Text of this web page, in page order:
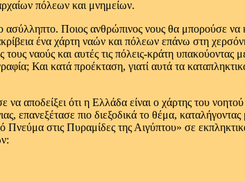
πόλεων και μνημείων.
ασύλληπτο. Ποιος ανθρώπινος νους θα μπορούσε να
ένα χάρτη ναών και πόλεων επάνω στη
ναούς και αυτές τις πόλεις-κράτη υπακούοντας
Και κατά προέκταση, γιατί αυτά τα
αποδείξει ότι η Ελλάδα είναι ο χάρτης του
επανεξέτασε πιο διεξοδικά το θέμα,
στις Πυραμίδες της Αιγύπτου» σε